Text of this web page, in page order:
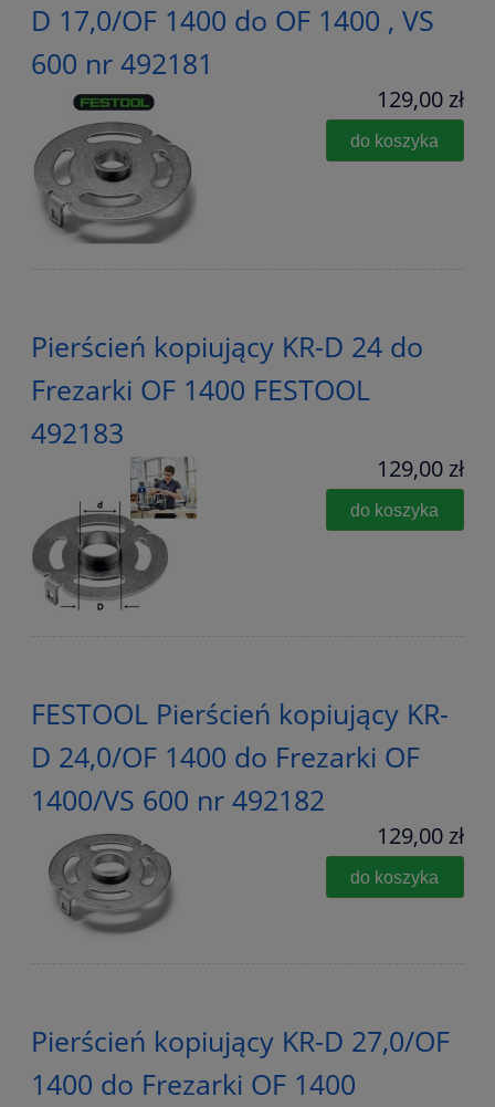
D 17,0/OF 1400 do OF 1400 , VS
600 nr 492181
129,00 zł
do koszyka
Pierścień kopiujący KR-D 24 do
Frezarki OF 1400 FESTOOL
492183
129,00 zł
do koszyka
FESTOOL Pierścień kopiujący KR-
D 24,0/OF 1400 do Frezarki OF
1400/VS 600 nr 492182
129,00 zł
do koszyka
Pierścień kopiujący KR-D 27,0/OF
1400 do Frezarki OF 1400